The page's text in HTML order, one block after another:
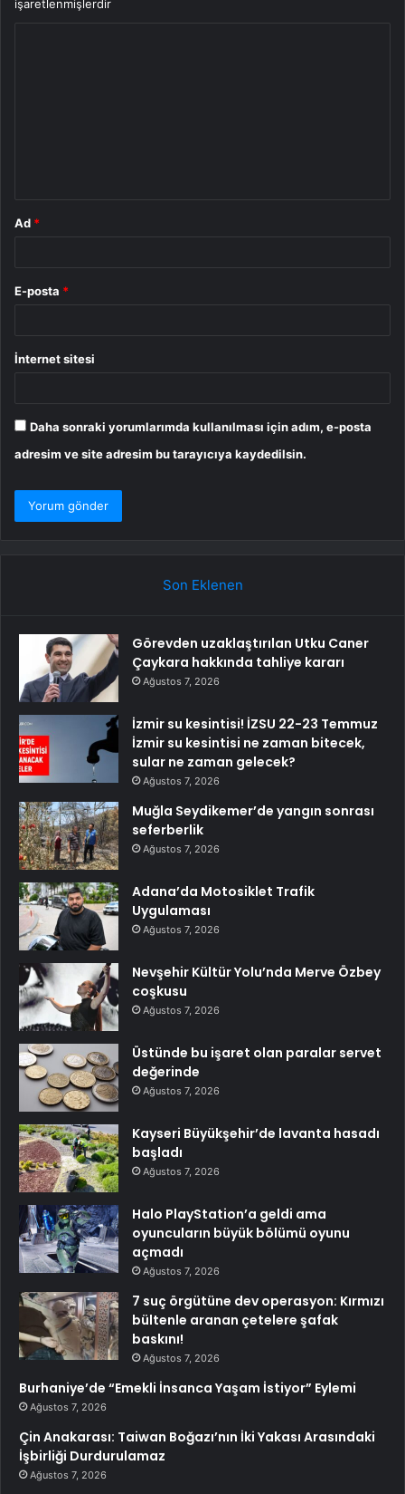
işaretlenmişlerdir
Ad *
E-posta *
İnternet sitesi
Daha sonraki yorumlarımda kullanılması için adım, e-posta
adresim ve site adresim bu tarayıcıya kaydedilsin.
Son Eklenen
Görevden uzaklaştırılan Utku Caner
Çaykara hakkında tahliye kararı
Ağustos 7, 2026
İzmir su kesintisi! İZSU 22-23 Temmuz
İzmir su kesintisi ne zaman bitecek,
sular ne zaman gelecek?
Ağustos 7, 2026
Muğla Seydikemer’de yangın sonrası
seferberlik
Ağustos 7, 2026
Adana’da Motosiklet Trafik
Uygulaması
Ağustos 7, 2026
Nevşehir Kültür Yolu’nda Merve Özbey
coşkusu
Ağustos 7, 2026
Üstünde bu işaret olan paralar servet
değerinde
Ağustos 7, 2026
Kayseri Büyükşehir’de lavanta hasadı
başladı
Ağustos 7, 2026
Halo PlayStation’a geldi ama
oyuncuların büyük bölümü oyunu
açmadı
Ağustos 7, 2026
7 suç örgütüne dev operasyon: Kırmızı
bültenle aranan çetelere şafak
baskını!
Ağustos 7, 2026
Burhaniye’de “Emekli İnsanca Yaşam İstiyor” Eylemi
Ağustos 7, 2026
Çin Anakarası: Taiwan Boğazı’nın İki Yakası Arasındaki
İşbirliği Durdurulamaz
Ağustos 7, 2026